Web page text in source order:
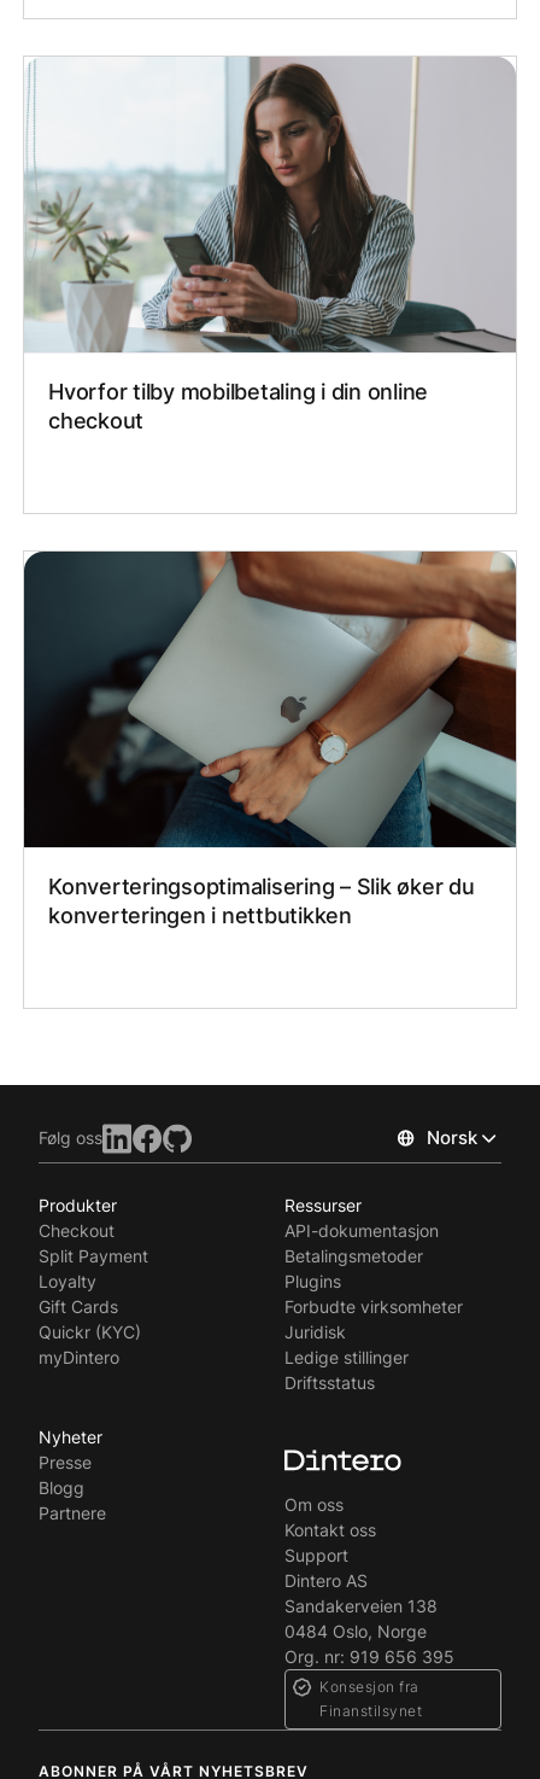
Hvorfor tilby mobilbetaling i din online
checkout
Konverteringsoptimalisering – Slik øker du
konverteringen i nettbutikken
Følg oss Norsk
Produkter
Checkout
Split Payment
Loyalty
Gift Cards
Quickr (KYC)
myDintero
Ressurser
API-dokumentasjon
Betalingsmetoder
Plugins
Forbudte virksomheter
Juridisk
Ledige stillinger
Driftsstatus
Nyheter
Presse
Blogg
Partnere
Om oss
Kontakt oss
Support
Dintero AS
Sandakerveien 138
0484 Oslo, Norge
Org. nr: 919 656 395
Konsesjon fra
Finanstilsynet
ABONNER PÅ VÅRT NYHETSBREV